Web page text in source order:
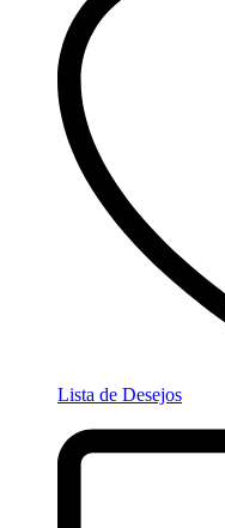
Lista de Desejos